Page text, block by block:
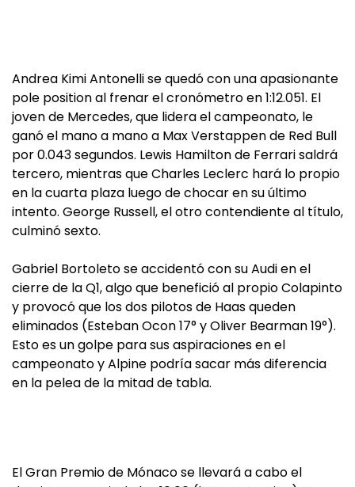
Andrea Kimi Antonelli se quedó con una apasionante
pole position al frenar el cronómetro en 1:12.051. El
joven de Mercedes, que lidera el campeonato, le
ganó el mano a mano a Max Verstappen de Red Bull
por 0.043 segundos. Lewis Hamilton de Ferrari saldrá
tercero, mientras que Charles Leclerc hará lo propio
en la cuarta plaza luego de chocar en su último
intento. George Russell, el otro contendiente al título,
culminó sexto.
Gabriel Bortoleto se accidentó con su Audi en el
cierre de la Q1, algo que benefició al propio Colapinto
y provocó que los dos pilotos de Haas queden
eliminados (Esteban Ocon 17° y Oliver Bearman 19°).
Esto es un golpe para sus aspiraciones en el
campeonato y Alpine podría sacar más diferencia
en la pelea de la mitad de tabla.
El Gran Premio de Mónaco se llevará a cabo el